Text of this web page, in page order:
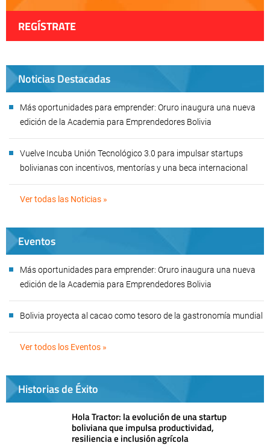
REGÍSTRATE
Noticias Destacadas
Más oportunidades para emprender: Oruro inaugura una nueva
edición de la Academia para Emprendedores Bolivia
Vuelve Incuba Unión Tecnológico 3.0 para impulsar startups
bolivianas con incentivos, mentorías y una beca internacional
Ver todas las Noticias »
Eventos
Más oportunidades para emprender: Oruro inaugura una nueva
edición de la Academia para Emprendedores Bolivia
Bolivia proyecta al cacao como tesoro de la gastronomía mundial
Ver todos los Eventos »
Historias de Éxito
Hola Tractor: la evolución de una startup
boliviana que impulsa productividad,
resiliencia e inclusión agrícola